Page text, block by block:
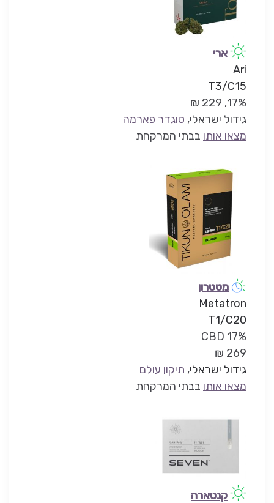
ארי
Ari
T3/C15
17%, 229 ₪
גידול ישראלי, טוגדר פארמה
מצאו אותו בבתי המרקחת
מטטרון
Metatron
T1/C20
17% CBD
269 ₪
גידול ישראלי, תיקון עולם
מצאו אותו בבתי המרקחת
קנטארה